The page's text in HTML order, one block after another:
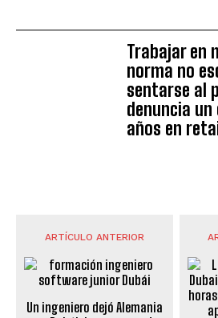
Trabajar en
norma no
sentarse al
denuncia
años en
ARTÍCULO ANTERIOR
Un ingeniero dejó Alemania